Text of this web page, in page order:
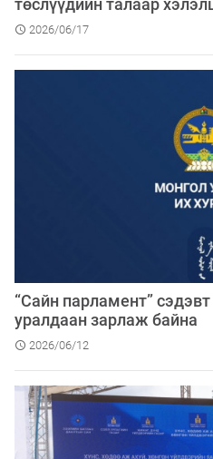
төслүүдийн талаар
2026/06/17
“Сайн парламент”
уралдаан зарлаж байна
2026/06/12